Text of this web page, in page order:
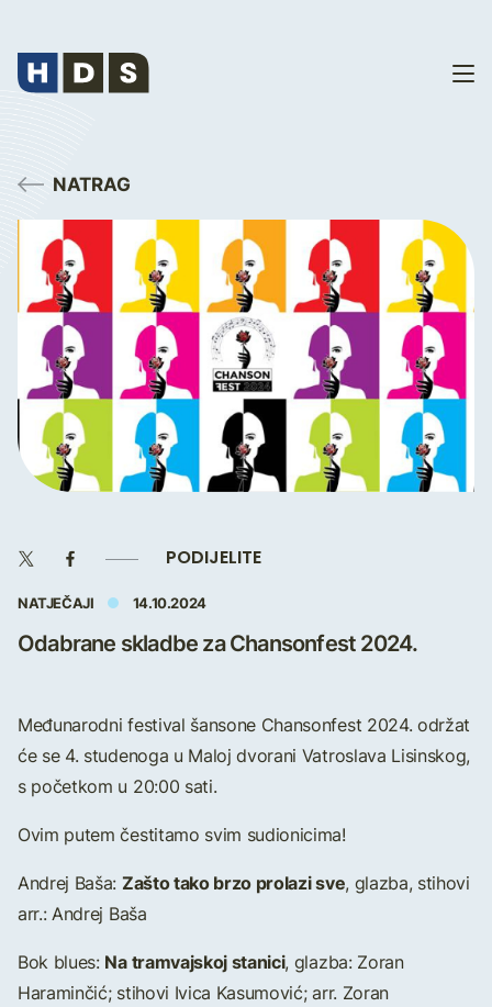
NATRAG
PODIJELITE
NATJEČAJI 14.10.2024
Odabrane skladbe za Chansonfest 2024.
Međunarodni festival šansone Chansonfest 2024. održat
će se 4. studenoga u Maloj dvorani Vatroslava Lisinskog,
s početkom u 20:00 sati.
Ovim putem čestitamo svim sudionicima!
Andrej Baša: Zašto tako brzo prolazi sve, glazba, stihovi
arr.: Andrej Baša
Bok blues: Na tramvajskoj stanici, glazba: Zoran
Haraminčić; stihovi Ivica Kasumović; arr. Zoran